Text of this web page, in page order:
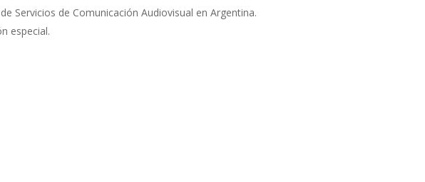
Servicios de Comunicación Audiovisual en Argentina.
especial.